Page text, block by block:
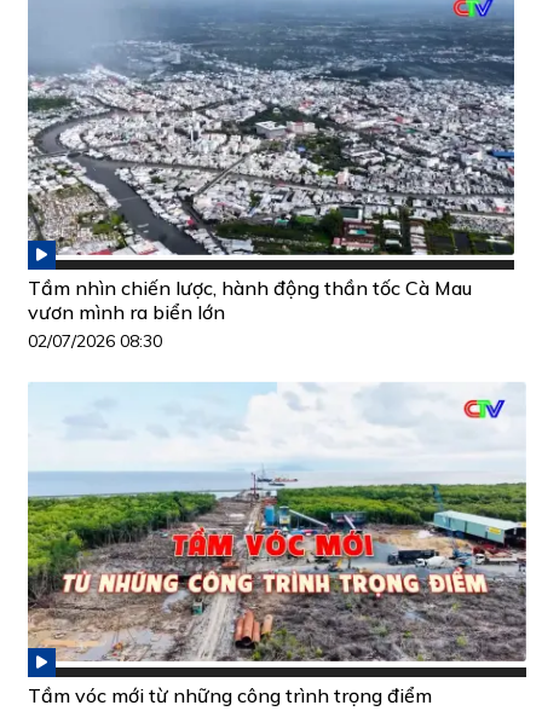
Tầm nhìn chiến lược, hành động thần tốc Cà Mau
vươn mình ra biển lớn
02/07/2026 08:30
Tầm vóc mới từ những công trình trọng điểm